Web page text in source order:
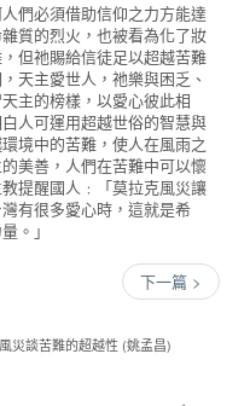
們必須借助信仰之力方能達
質的烈火，也被看為化了妝
但祂賜給信徒足以超越苦難
天主愛世人，祂樂與困乏、
主的榜樣，以愛心彼此相
人可運用超越世俗的智慧與
境中的苦難，使人在風雨之
美善，人們在苦難中可以懷
提醒國人﹕「莫拉克風災讓
有很多愛心時，這就是希
。」
下一篇 >
災談苦難的超越性 (姚孟昌)